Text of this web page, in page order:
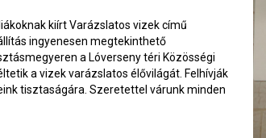
kiírt Varázslatos vizek című
ingyenesen megtekinthető
a Lóverseny téri Közösségi
a vizek varázslatos élővilágát. Felhívják
tisztaságára. Szeretettel várunk minden